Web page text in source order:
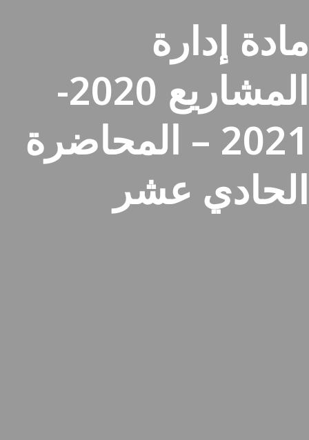
مادة إدارة
المشاريع 2020-
2021 – المحاضرة
الحادي عشر